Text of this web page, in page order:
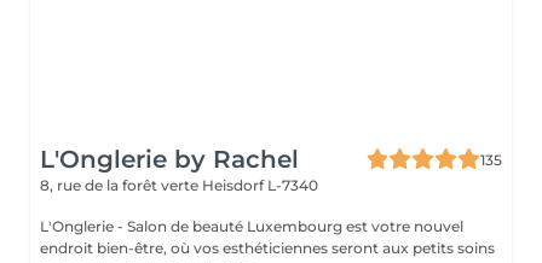
L'Onglerie by Rachel
135
8, rue de la forêt verte Heisdorf L-7340
L'Onglerie - Salon de beauté Luxembourg est votre nouvel
endroit bien-être, où vos esthéticiennes seront aux petits soins